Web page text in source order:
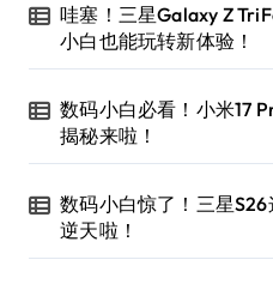
哇塞！三星Galaxy Z
小白也能玩转新体验！
数码小白必看！小米17
揭秘来啦！
数码小白惊了！三星
逆天啦！